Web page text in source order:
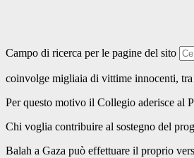
Campo di ricerca per le pagine del sito
coinvolge migliaia di vittime innocenti,
Per questo motivo il Collegio aderisce al
Chi voglia contribuire al sostegno del
Balah a Gaza può effettuare il proprio